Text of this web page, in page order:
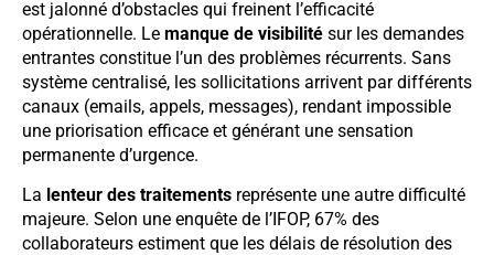
est jalonné d’obstacles qui freinent l’efficacité
opérationnelle. Le manque de visibilité sur les demandes
entrantes constitue l’un des problèmes récurrents. Sans
système centralisé, les sollicitations arrivent par différents
canaux (emails, appels, messages), rendant impossible
une priorisation efficace et générant une sensation
permanente d’urgence.
La lenteur des traitements représente une autre difficulté
majeure. Selon une enquête de l’IFOP, 67% des
collaborateurs estiment que les délais de résolution des